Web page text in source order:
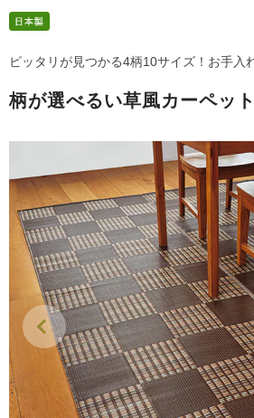
ピッタリが見つかる4柄10サイズ！お手入
柄が選べるい草風カーペット